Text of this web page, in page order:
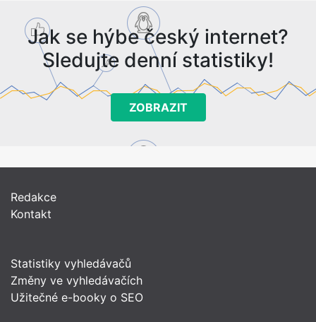
Jak se hýbe český internet?
Sledujte denní statistiky!
ZOBRAZIT
Redakce
Kontakt
Statistiky vyhledávačů
Změny ve vyhledávačích
Užitečné e-booky o SEO